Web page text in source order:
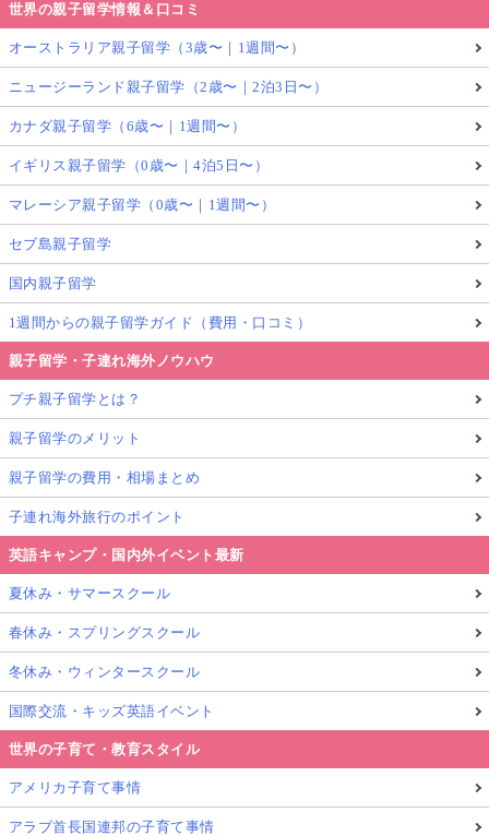
世界の親子留学情報＆口コミ
オーストラリア親子留学（3歳〜｜1週間〜）
ニュージーランド親子留学（2歳〜｜2泊3日〜）
カナダ親子留学（6歳〜｜1週間〜）
イギリス親子留学（0歳〜｜4泊5日〜）
マレーシア親子留学（0歳〜｜1週間〜）
セブ島親子留学
国内親子留学
1週間からの親子留学ガイド（費用・口コミ）
親子留学・子連れ海外ノウハウ
プチ親子留学とは？
親子留学のメリット
親子留学の費用・相場まとめ
子連れ海外旅行のポイント
英語キャンプ・国内外イベント最新
夏休み・サマースクール
春休み・スプリングスクール
冬休み・ウィンタースクール
国際交流・キッズ英語イベント
世界の子育て・教育スタイル
アメリカ子育て事情
アラブ首長国連邦の子育て事情